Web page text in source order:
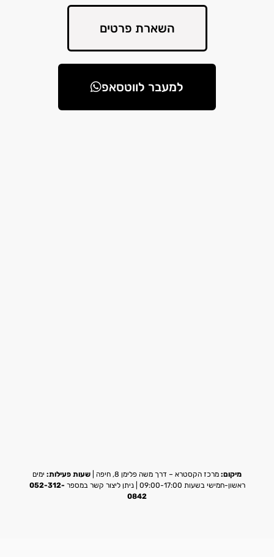
השארת פרטים
למעבר לווטסאפ
מיקום: מרכז הקסטרא – דרך משה פלימן 8, חיפה | שעות פעילות: ימים
ראשון-חמישי בשעות 09:00-17:00 | ניתן ליצור קשר במספר
052-312-
0842